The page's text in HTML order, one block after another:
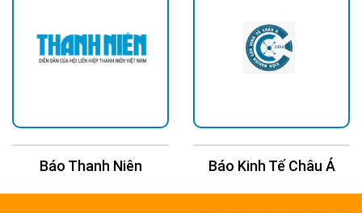
Báo Thanh Niên Báo Kinh Tế Châu Á